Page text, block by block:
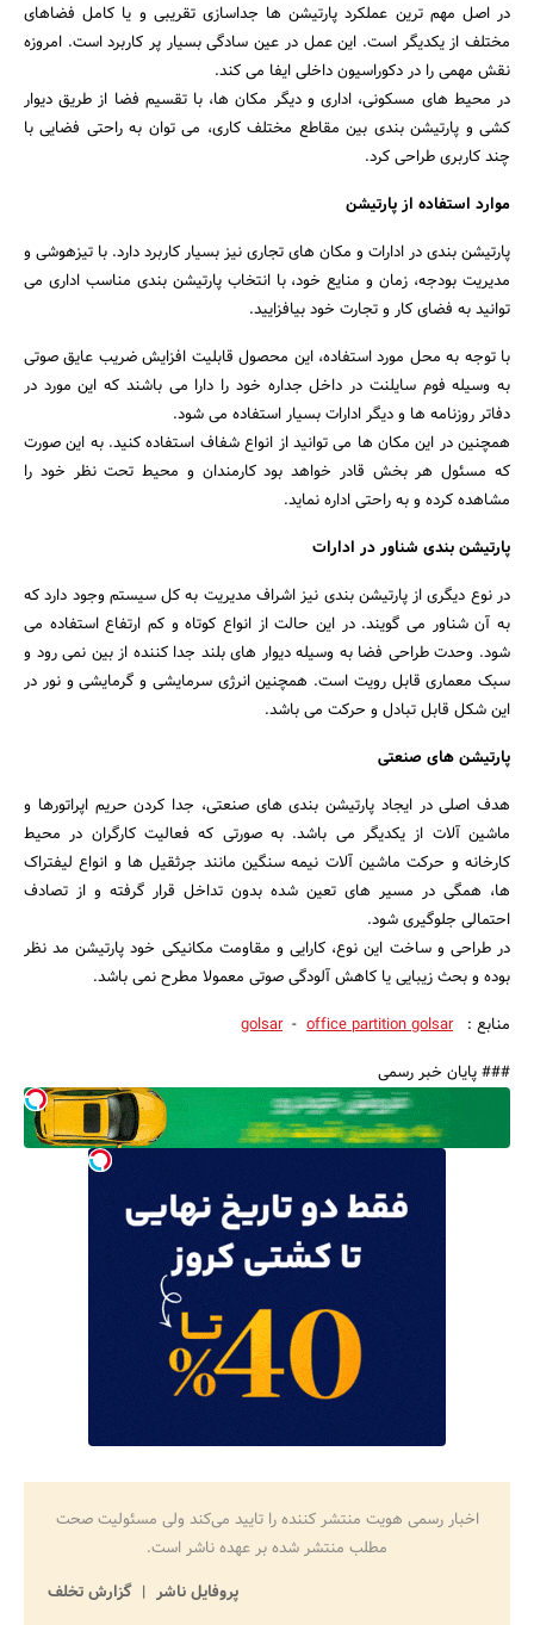
در اصل مهم ترین عملکرد پارتیشن ها جداسازی تقریبی و یا کامل فضاهای
مختلف از یکدیگر است. این عمل در عین سادگی بسیار پر کاربرد است. امروزه
نقش مهمی را در دکوراسیون داخلی ایفا می کند.
در محیط های مسکونی، اداری و دیگر مکان ها، با تقسیم فضا از طریق دیوار
کشی و پارتیشن بندی بین مقاطع مختلف کاری، می توان به راحتی فضایی با
چند کاربری طراحی کرد.
موارد استفاده از پارتیشن
پارتیشن بندی در ادارات و مکان های تجاری نیز بسیار کاربرد دارد. با تیزهوشی و
مدیریت بودجه، زمان و منایع خود، با انتخاب پارتیشن بندی مناسب اداری می
توانید به فضای کار و تجارت خود بیافزایید.
با توجه به محل مورد استفاده، این محصول قابلیت افزایش ضریب عایق صوتی
به وسیله فوم سایلنت در داخل جداره خود را دارا می باشند که این مورد در
دفاتر روزنامه ها و دیگر ادارات بسیار استفاده می شود.
همچنین در این مکان ها می توانید از انواع شفاف استفاده کنید. به این صورت
که مسئول هر بخش قادر خواهد بود کارمندان و محیط تحت نظر خود را
مشاهده کرده و به راحتی اداره نماید.
پارتیشن بندی شناور در ادارات
در نوع دیگری از پارتیشن بندی نیز اشراف مدیریت به کل سیستم وجود دارد که
به آن شناور می گویند. در این حالت از انواع کوتاه و کم ارتفاع استفاده می
شود. وحدت طراحی فضا به وسیله دیوار های بلند جدا کننده از بین نمی رود و
سبک معماری قابل رویت است. همچنین انرژی سرمایشی و گرمایشی و نور در
این شکل قابل تبادل و حرکت می باشد.
پارتیشن های صنعتی
هدف اصلی در ایجاد پارتیشن بندی های صنعتی، جدا کردن حریم اپراتورها و
ماشین آلات از یکدیگر می باشد. به صورتی که فعالیت کارگران در محیط
کارخانه و حرکت ماشین آلات نیمه سنگین مانند جرثقیل ها و انواع لیفتراک
ها، همگی در مسیر های تعین شده بدون تداخل قرار گرفته و از تصادف
احتمالی جلوگیری شود.
در طراحی و ساخت این نوع، کارایی و مقاومت مکانیکی خود پارتیشن مد نظر
بوده و بحث زیبایی یا کاهش آلودگی صوتی معمولا مطرح نمی باشد.
منابع :
golsar- office partition golsar
### پایان خبر رسمی
اخبار رسمی هویت منتشر کننده را تایید می‌کند ولی مسئولیت صحت
مطلب منتشر شده بر عهده ناشر است.
پروفایل ناشر
گزارش تخلف